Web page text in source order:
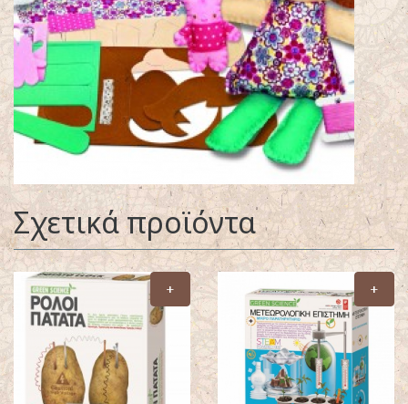
Σχετικά προϊόντα
+ +